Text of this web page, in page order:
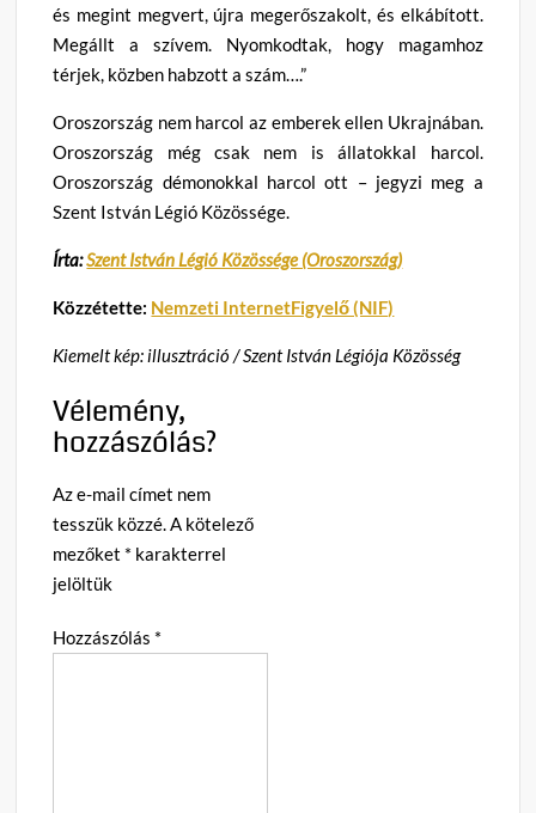
és megint megvert, újra megerőszakolt, és elkábított.
Megállt a szívem. Nyomkodtak, hogy magamhoz
térjek, közben habzott a szám….”
Oroszország nem harcol az emberek ellen Ukrajnában.
Oroszország még csak nem is állatokkal harcol.
Oroszország démonokkal harcol ott – jegyzi meg a
Szent István Légió Közössége.
Írta:Szent István Légió Közössége (Oroszország)
Közzétette: Nemzeti InternetFigyelő (NIF)
Kiemelt kép: illusztráció / Szent István Légiója Közösség
Vélemény,
hozzászólás?
Az e-mail címet nem
tesszük közzé.A kötelező
mezőket * karakterrel
jelöltük
Hozzászólás *